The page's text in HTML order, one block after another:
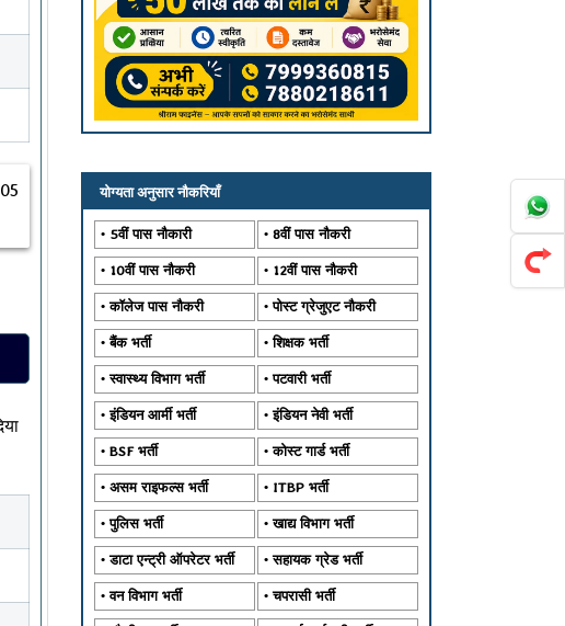
योग्यता अनुसार नौकरियाँ
5वीं पास नौकारी 8वीं पास नौकरी
10वीं पास नौकरी 12वीं पास नौकरी
कॉलेज पास नौकरी पोस्ट ग्रेजुएट नौकरी
बैंक भर्ती शिक्षक भर्ती
स्वास्थ्य विभाग भर्ती पटवारी भर्ती
इंडियन आर्मी भर्ती इंडियन नेवी भर्ती
BSF भर्ती कोस्ट गार्ड भर्ती
असम राइफल्स भर्ती ITBP भर्ती
पुलिस भर्ती खाद्य विभाग भर्ती
डाटा एन्ट्री ऑपरेटर भर्ती सहायक ग्रेड भर्ती
वन विभाग भर्ती चपरासी भर्ती